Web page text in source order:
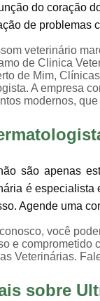
do coração
de problemas
veterinário
de Clinica
de Mim,
A empresa
modernos,
são apenas
é especialista
Agende uma
você
e comprometido
Veterinárias.
sobre